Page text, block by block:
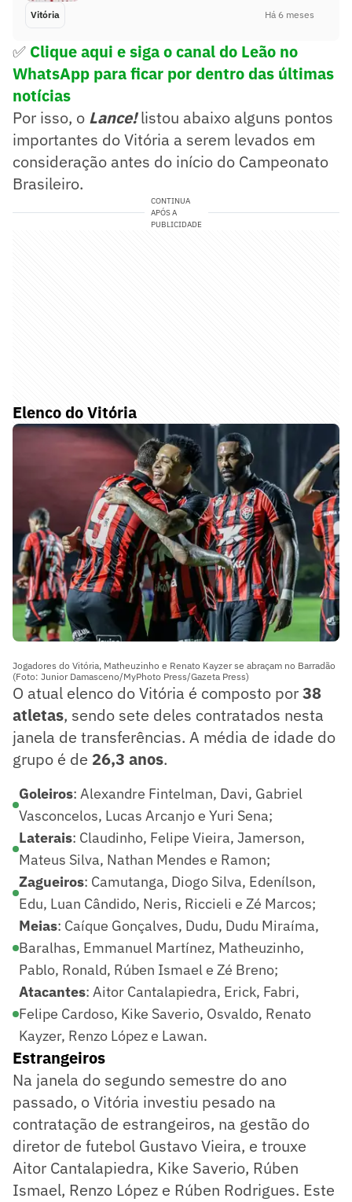
Vitória Há 6 meses
✅ Clique aqui e siga o canaldo Leão no
WhatsApp para ficar por dentro das últimas
notícias
Por isso, o Lance!listou abaixo alguns pontos
importantes do Vitória a serem levados em
consideração antes do início do Campeonato
Brasileiro.
CONTINUA
APÓS A
PUBLICIDADE
Elenco do Vitória
Jogadores do Vitória, Matheuzinho e Renato Kayzer se abraçam no Barradão
(Foto: Junior Damasceno/MyPhoto Press/Gazeta Press)
O atual elenco do Vitória é composto por38
atletas, sendo sete deles contratados nesta
janela de transferências. A média de idade do
grupo é de 26,3 anos.
Goleiros: Alexandre Fintelman, Davi, Gabriel
Vasconcelos, Lucas Arcanjo e Yuri Sena;
Laterais: Claudinho, Felipe Vieira, Jamerson,
Mateus Silva, Nathan Mendes e Ramon;
Zagueiros: Camutanga, Diogo Silva, Edenílson,
Edu, Luan Cândido, Neris, Riccieli e Zé Marcos;
Meias: Caíque Gonçalves, Dudu, Dudu Miraíma,
Baralhas, Emmanuel Martínez, Matheuzinho,
Pablo, Ronald, Rúben Ismael e Zé Breno;
Atacantes: Aitor Cantalapiedra, Erick, Fabri,
Felipe Cardoso, Kike Saverio, Osvaldo, Renato
Kayzer, Renzo López e Lawan.
Estrangeiros
Na janela do segundo semestre do ano
passado, o Vitória investiu pesado na
contratação de estrangeiros, na gestão do
diretor de futebol Gustavo Vieira, e trouxe
Aitor Cantalapiedra, Kike Saverio, Rúben
Ismael, Renzo López e Rúben Rodrigues. Este